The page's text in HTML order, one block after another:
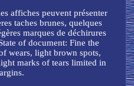
affiches peuvent présenter
taches brunes, quelques
marques de déchirures
of document: Fine the
wears, light brown spots,
marks of tears limited in